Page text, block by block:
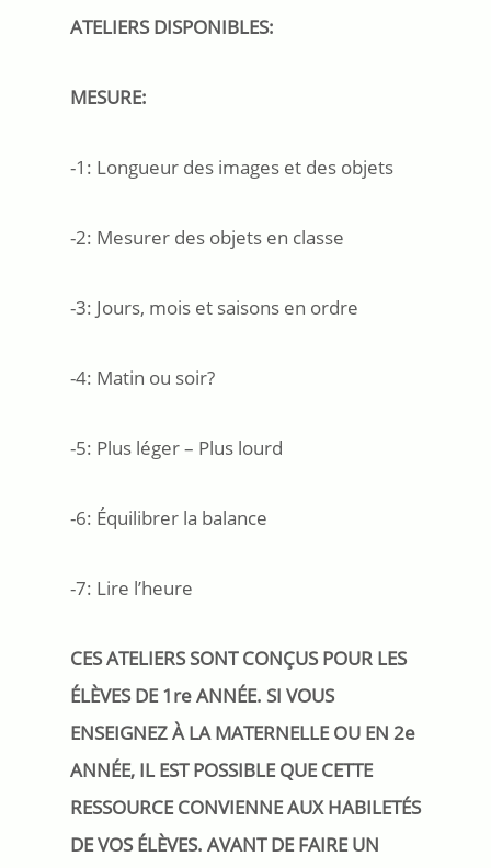
ATELIERS DISPONIBLES:
MESURE:
-1: Longueur des images et des objets
-2: Mesurer des objets en classe
-3: Jours, mois et saisons en ordre
-4: Matin ou soir?
-5: Plus léger – Plus lourd
-6: Équilibrer la balance
-7: Lire l’heure
CES ATELIERS SONT CONÇUS POUR LES
ÉLÈVES DE 1re ANNÉE. SI VOUS
ENSEIGNEZ À LA MATERNELLE OU EN 2e
ANNÉE, IL EST POSSIBLE QUE CETTE
RESSOURCE CONVIENNE AUX HABILETÉS
DE VOS ÉLÈVES. AVANT DE FAIRE UN